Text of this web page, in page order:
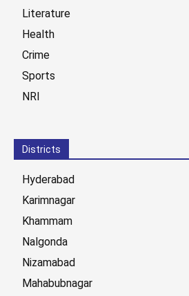
Literature
Health
Crime
Sports
NRI
Districts
Hyderabad
Karimnagar
Khammam
Nalgonda
Nizamabad
Mahabubnagar